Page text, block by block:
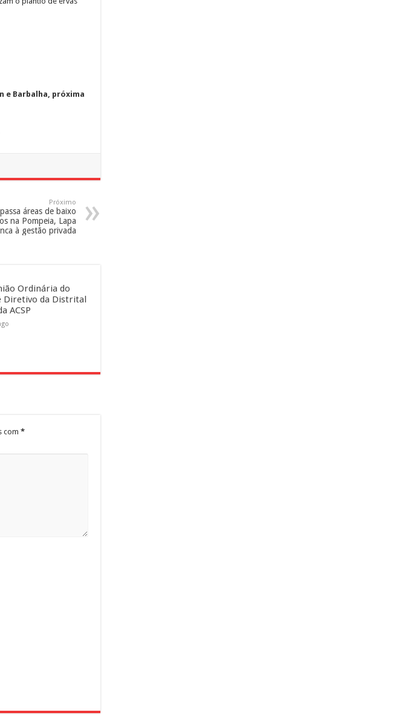
e Barbalha, próxima
Próximo
áreas de baixo
na Pompeia, Lapa
à gestão privada
Ordinária do
Diretivo da Distrital
ACSP
com *